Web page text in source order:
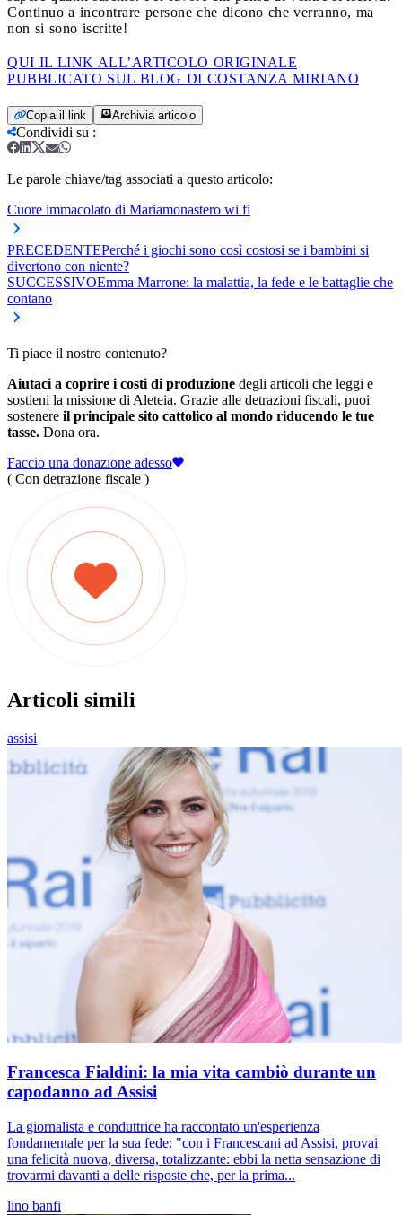
Continuo a incontrare persone che dicono che verranno, ma
non si sono iscritte!
QUI IL LINK ALL’ARTICOLO ORIGINALE
PUBBLICATO SUL BLOG DI COSTANZA MIRIANO
Copia il link Archivia articolo
Condividi su :
Le parole chiave/tag associati a questo articolo:
Cuore immacolato di Mariamonastero wi fi
PRECEDENTEPerché i giochi sono così costosi se i bambini si
divertono con niente?
SUCCESSIVOEmma Marrone: la malattia, la fede e le battaglie che
contano
Ti piace il nostro contenuto?
Aiutaci a coprire i costi di produzione degli articoli che leggi e
sostieni la missione di Aleteia. Grazie alle detrazioni fiscali, puoi
sostenere il principale sito cattolico al mondo riducendo le tue
tasse. Dona ora.
Faccio una donazione adesso
( Con detrazione fiscale )
Articoli simili
assisi
Francesca Fialdini: la mia vita cambiò durante un
capodanno ad Assisi
La giornalista e conduttrice ha raccontato un'esperienza
fondamentale per la sua fede: "con i Francescani ad Assisi, provai
una felicità nuova, diversa, totalizzante: ebbi la netta sensazione di
trovarmi davanti a delle risposte che, per la prima...
lino banfi